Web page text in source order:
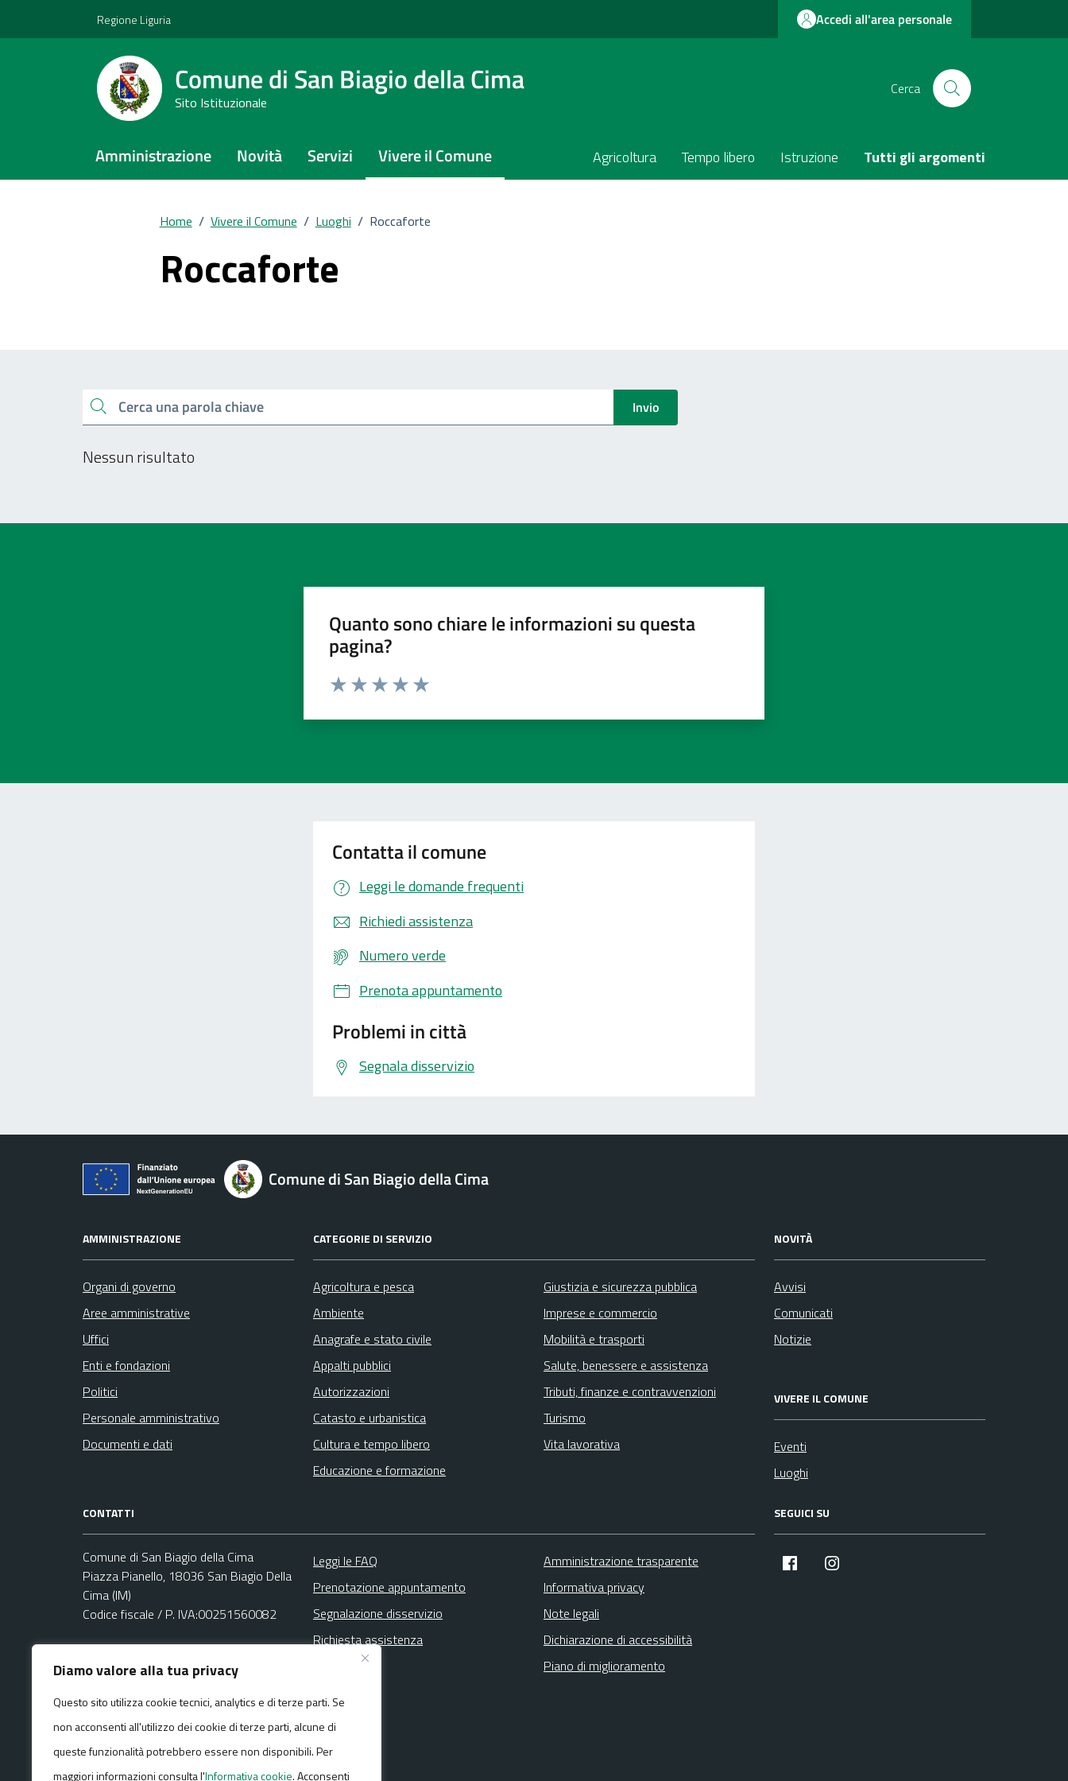
Diamo valore alla tua privacy
Questo sito utilizza cookie tecnici, analytics e di terze parti. Se
non acconsenti all'utilizzo dei cookie di terze parti, alcune di
queste funzionalità potrebbero essere non disponibili. Per
maggiori informazioni consulta l'Informativa cookie. Acconsenti
Regione Liguria Accedi all'area personale
Comune di San Biagio della Cima
Sito Istituzionale
Cerca
Amministrazione Novità Servizi Vivere il Comune Agricoltura Tempo libero Istruzione Tutti gli argomenti
Home / Vivere il Comune / Luoghi / Roccaforte
Roccaforte
Cerca una parola chiave Invio
Nessun risultato
Quanto sono chiare le informazioni su questa
pagina?
Contatta il comune
Leggi le domande frequenti
Richiedi assistenza
Numero verde
Prenota appuntamento
Problemi in città
Segnala disservizio
Comune di San Biagio della Cima
AMMINISTRAZIONE
Organi di governo
Aree amministrative
Uffici
Enti e fondazioni
Politici
Personale amministrativo
Documenti e dati
CATEGORIE DI SERVIZIO
Agricoltura e pesca
Ambiente
Anagrafe e stato civile
Appalti pubblici
Autorizzazioni
Catasto e urbanistica
Cultura e tempo libero
Educazione e formazione
Giustizia e sicurezza pubblica
Imprese e commercio
Mobilità e trasporti
Salute, benessere e assistenza
Tributi, finanze e contravvenzioni
Turismo
Vita lavorativa
NOVITÀ
Avvisi
Comunicati
Notizie
VIVERE IL COMUNE
Eventi
Luoghi
CONTATTI
Comune di San Biagio della Cima
Piazza Pianello, 18036 San Biagio Della
Cima (IM)
Codice fiscale / P. IVA:00251560082
Email:
PEC:
comune.sanbiagiodellacima.im@legalmail.it
Centralino unico: +39 0184 289044
Leggi le FAQ
Prenotazione appuntamento
Segnalazione disservizio
Richiesta assistenza
Amministrazione trasparente
Informativa privacy
Note legali
Dichiarazione di accessibilità
Piano di miglioramento
SEGUICI SU
facebook